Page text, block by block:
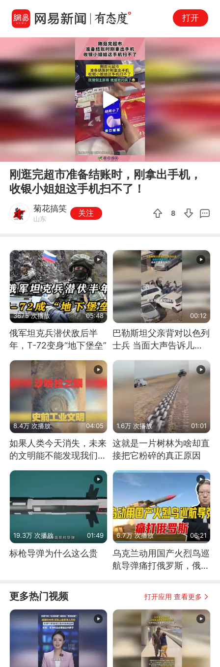
打开
00:10
Play
刚逛完超市准备结账时，刚拿出手机，
收银小姐姐这手机扫不了！
菊花搞笑
山东
关注 8
3675 次播放 05:48
俄军坦克兵潜伏敌后半
年，T-72变身“地下堡垒”
00:12
巴勒斯坦父亲背对以色列
士兵 当面大声告诉儿
子：永远不要害怕他们！
8.4万 次播放 04:05
如果人类今天消失，未来
的文明能不能发现我们存
1.6万 次播放 01:01
这就是一片树林为啥却直
接把它粉碎的真正原因
19.3万 次播放 01:49
标枪导弹为什么这么贵
6.7万 次播放 06:21
乌克兰动用国产火烈鸟巡
航导弹痛打俄罗斯，俄军
更多热门视频 打开应用 查看更多